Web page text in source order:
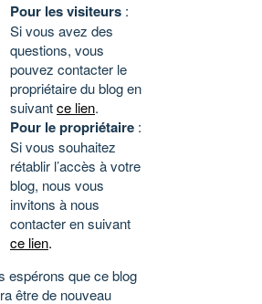
Pour les visiteurs :
Si vous avez des
questions, vous
pouvez contacter le
propriétaire du blog en
suivantce lien.
Pour le propriétaire :
Si vous souhaitez
rétablir l’accès à votre
blog, nous vous
invitons à nous
contacter en suivant
ce lien.
espérons que ce blog
être de nouveau